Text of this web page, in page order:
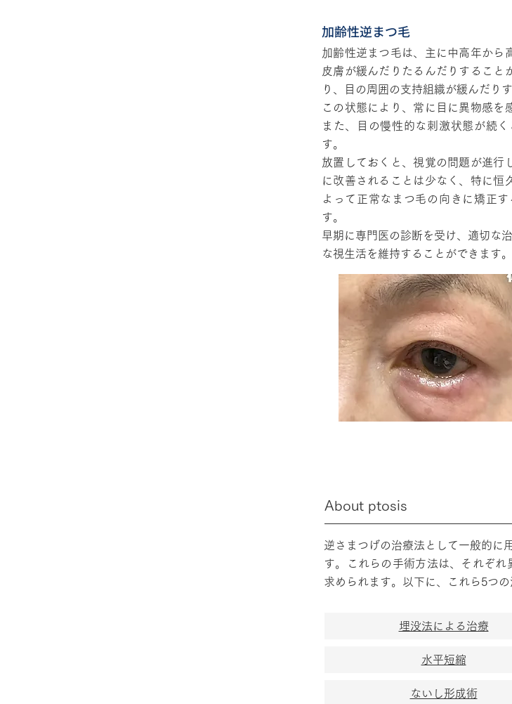
加齢性逆まつ毛
加齢性逆まつ毛は、主に中高年から
皮膚が緩んだりたるんだりすること
り、目の周囲の支持組織が緩んだり
この状態により、常に目に異物感を
また、目の慢性的な刺激状態が続
す。
放置しておくと、視覚の問題が進行
に改善されることは少なく、特に恒
よって正常なまつ毛の向きに矯正
す。
早期に専門医の診断を受け、適切な
な視生活を維持することができます。
​About ptosis
逆さまつげの治療法として一般的に
す。これらの手術方法は、それぞ
求められます。以下に、これら5つ
埋没法による治療
水平短縮
ないし形成術